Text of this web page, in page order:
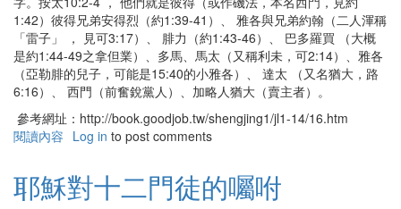
1:42）彼得兄弟安得烈（約1:39-41）、 雅各與兄弟約翰（二人渾稱
「雷子」 ， 見可3:17）、 腓力（約1:43-46）、 巴多羅買 （大概
是約1:44-49之拿但業）、多馬、馬太（又稱利未，可2:14）、雅各
（亞勒腓的兒子，可能是15:40的小雅各）、 達太 （又名猶大，路
6:16）、 西門（前奮銳黨人）、加略人猶大（賣主者）。
參考網址：http://book.goodjob.tw/shengjing1/jl1-14/16.htm
閱讀內容 有
十
二
Log in to post comments
耶穌對十二門徒的囑咐